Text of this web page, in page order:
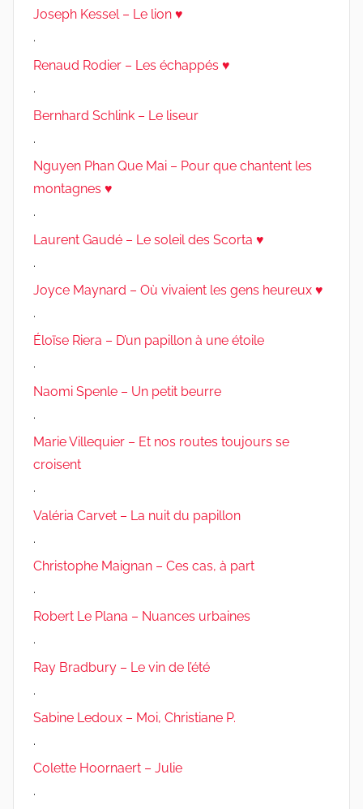
Joseph Kessel – Le lion ♥
.
Renaud Rodier – Les échappés ♥
.
Bernhard Schlink – Le liseur
.
Nguyen Phan Que Mai – Pour que chantent les
montagnes ♥
.
Laurent Gaudé – Le soleil des Scorta ♥
.
Joyce Maynard – Où vivaient les gens heureux ♥
.
Éloïse Riera – D’un papillon à une étoile
.
Naomi Spenle – Un petit beurre
.
Marie Villequier – Et nos routes toujours se
croisent
.
Valéria Carvet – La nuit du papillon
.
Christophe Maignan – Ces cas, à part
.
Robert Le Plana – Nuances urbaines
.
Ray Bradbury – Le vin de l’été
.
Sabine Ledoux – Moi, Christiane P.
.
Colette Hoornaert – Julie
.